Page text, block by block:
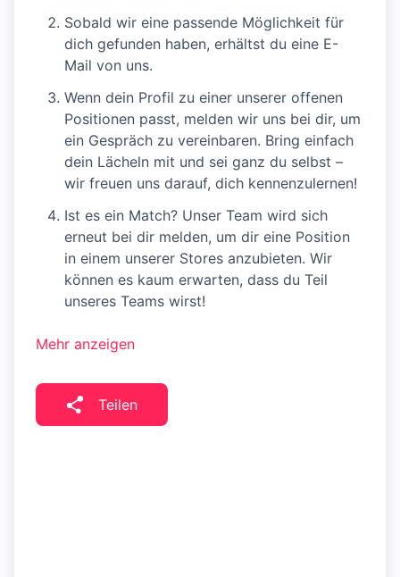
Sobald wir eine passende Möglichkeit für
dich gefunden haben, erhältst du eine E-
Mail von uns.
Wenn dein Profil zu einer unserer offenen
Positionen passt, melden wir uns bei dir, um
ein Gespräch zu vereinbaren. Bring einfach
dein Lächeln mit und sei ganz du selbst –
wir freuen uns darauf, dich kennenzulernen!
Ist es ein Match? Unser Team wird sich
erneut bei dir melden, um dir eine Position
in einem unserer Stores anzubieten. Wir
können es kaum erwarten, dass du Teil
unseres Teams wirst!
Mehr anzeigen
Teilen